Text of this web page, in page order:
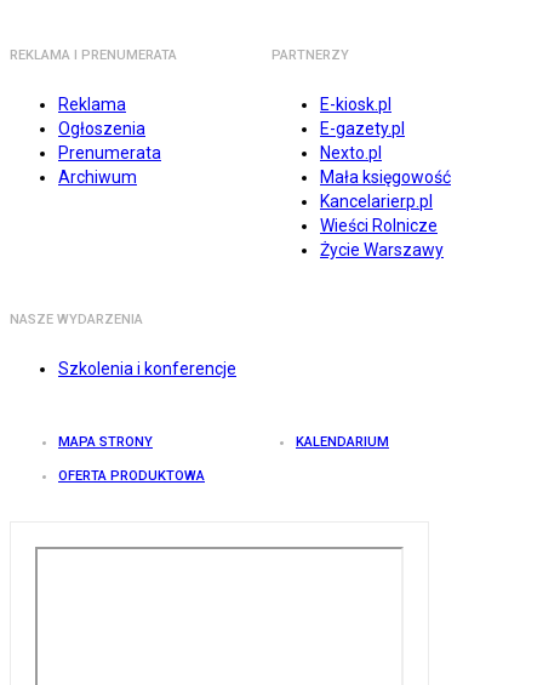
REKLAMA I PRENUMERATA
Reklama
Ogłoszenia
Prenumerata
Archiwum
PARTNERZY
E-kiosk.pl
E-gazety.pl
Nexto.pl
Mała księgowość
Kancelarierp.pl
Wieści Rolnicze
Życie Warszawy
NASZE WYDARZENIA
Szkolenia i konferencje
MAPA STRONY KALENDARIUM
OFERTA PRODUKTOWA